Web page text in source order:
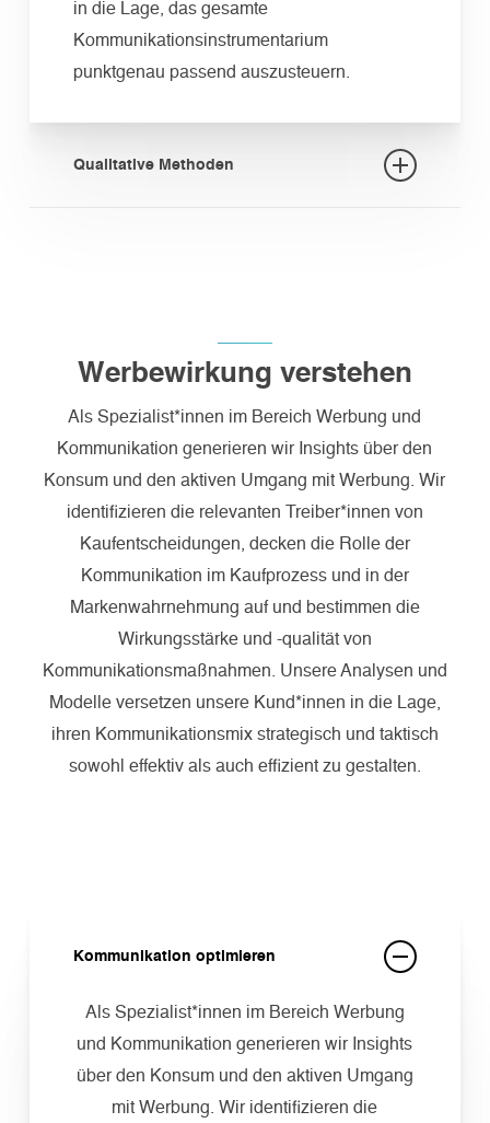
in die Lage, das gesamte
Kommunikationsinstrumentarium
punktgenau passend auszusteuern.
Qualitative Methoden
nackten Zahlen zu werfen und dem
individuellen „Warum“ nachzuspüren. Das
vertiefte Verständnis hilft unseren Kunden,
ihre Botschaft zu schärfen und dem
Konsumenten auf Augenhöhe zu begegnen.
Werbewirkung verstehen
Als Spezialist*innen im Bereich Werbung und
Kommunikation generieren wir Insights über den
Konsum und den aktiven Umgang mit Werbung. Wir
identifizieren die relevanten Treiber*innen von
Kaufentscheidungen, decken die Rolle der
Kommunikation im Kaufprozess und in der
Markenwahrnehmung auf und bestimmen die
Wirkungsstärke und -qualität von
Kommunikationsmaßnahmen. Unsere Analysen und
Modelle versetzen unsere Kund*innen in die Lage,
ihren Kommunikationsmix strategisch und taktisch
sowohl effektiv als auch effizient zu gestalten.
Kommunikation optimieren
Als Spezialist*innen im Bereich Werbung
und Kommunikation generieren wir Insights
über den Konsum und den aktiven Umgang
mit Werbung. Wir identifizieren die